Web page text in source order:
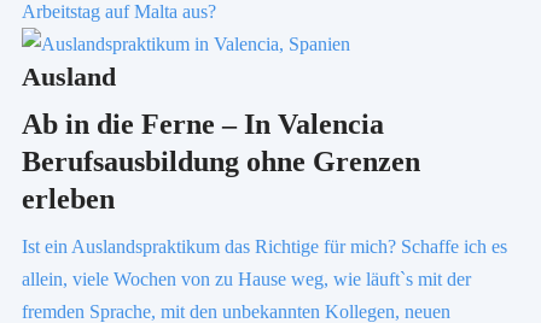
Arbeitstag auf Malta aus?
Ausland
Ab in die Ferne – In Valencia
Berufsausbildung ohne Grenzen
erleben
Ist ein Auslandspraktikum das Richtige für mich? Schaffe ich es
allein, viele Wochen von zu Hause weg, wie läuft`s mit der
fremden Sprache, mit den unbekannten Kollegen, neuen